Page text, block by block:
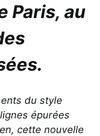
Paris, au
du style
épurées
cette nouvelle